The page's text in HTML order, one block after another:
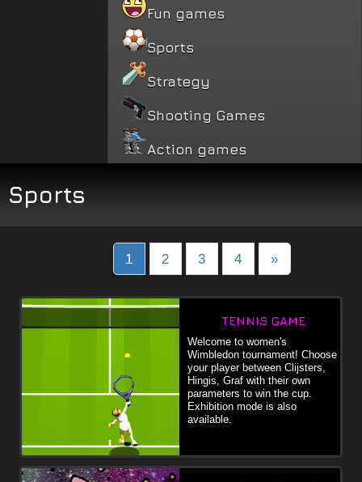
Fun games
Sports
Strategy
Shooting Games
Action games
Sports
1 2 3 4 »
TENNIS GAME
Welcome to women's
Wimbledon tournament! Choose
your player between Clijsters,
Hingis, Graf with their own
parameters to win the cup.
Exhibition mode is also
available.